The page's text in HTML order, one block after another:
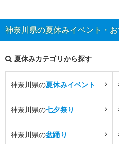
神奈川県の夏休みイベント・
夏休みカテゴリから探す
神奈川県の夏休みイベント
神奈川県の七夕祭り
神奈川県の盆踊り